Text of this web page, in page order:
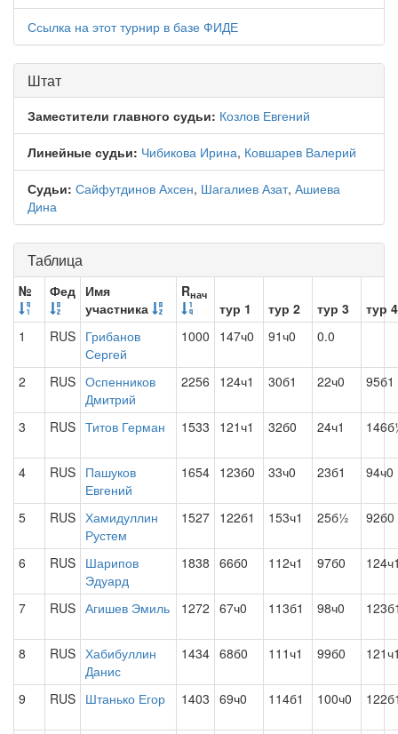
Ссылка на этот турнир в базе ФИДЕ
Штат
Заместители главного судьи: Козлов Евгений
Линейные судьи: Чибикова Ирина, Ковшарев Валерий
Судьи: Сайфутдинов Ахсен, Шагалиев Азат, Ашиева
Дина
Таблица
№ Фед Имя
участника
Rнач
тур 1 тур 2 тур 3
тур 4
1
RUS Грибанов
Сергей
1000 147ч0 91ч0 0.0
2 RUS Оспенников
Дмитрий
2256 124ч1 30б1 22ч0 95б1
3 RUS Титов Герман 1533 121ч1 32б0 24ч1
4 RUS Пашуков
Евгений
1654 123б0 33ч0 23б1 94ч0
5 RUS Хамидуллин
Рустем
1527 122б1 153ч1 25б½ 92б0
6 RUS Шарипов
Эдуард
1838 66б0 112ч1 97б0
7 RUS Агишев Эмиль 1272 67ч0 113б1 98ч0
8 RUS Хабибуллин
Данис
1434 68б0 111ч1 99б0
9 RUS Штанько Егор 1403 69ч0 114б1 100ч0